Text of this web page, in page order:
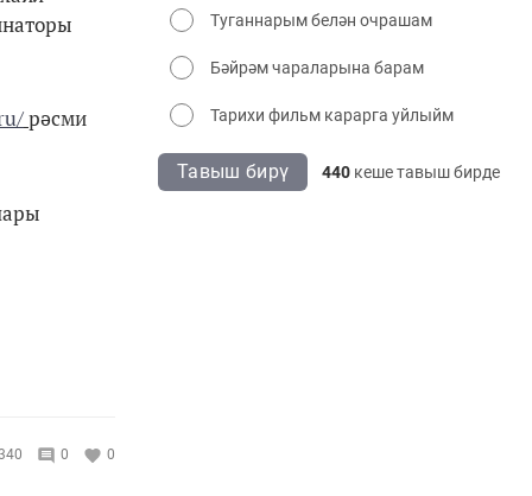
рәсми
0 0
Туганнарым белән очрашам
Бәйрәм чараларына барам
Тарихи фильм карарга уйлыйм
Тавыш бирү 440 кеше тавыш бирде